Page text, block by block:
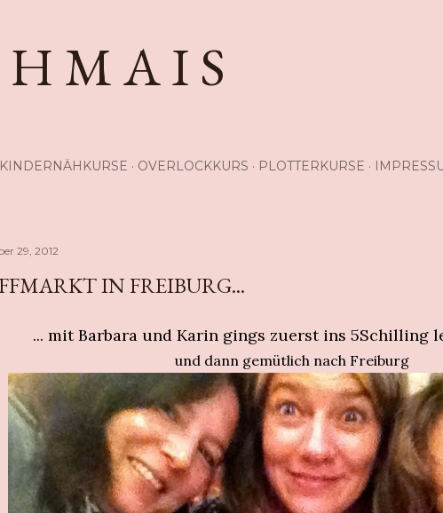
M A I S
KINDERNÄHKURSE OVERLOCKKURS PLOTTERKURSE
29, 2012
IN FREIBURG...
... mit Barbara und Karin gings zuerst ins 5Schilling
und dann gemütlich nach Freiburg